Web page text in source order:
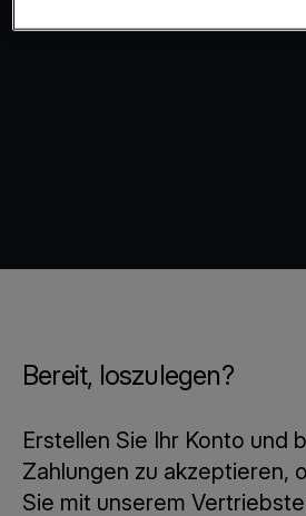
Bereit, loszulegen?
Erstellen Sie Ihr Konto und
Zahlungen zu akzeptieren,
Sie mit unserem